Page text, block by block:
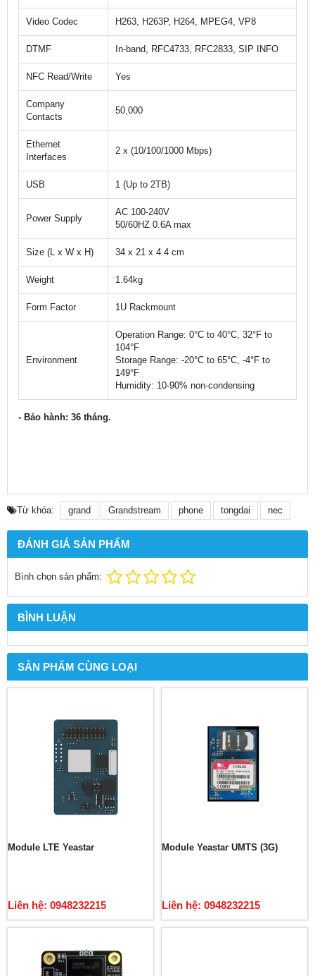
Video Codec H263, H263P, H264, MPEG4, VP8
DTMF In-band, RFC4733, RFC2833, SIP INFO
NFC Read/Write Yes
Company
Contacts
50,000
Ethernet
Interfaces
2 x (10/100/1000 Mbps)
USB 1 (Up to 2TB)
Power Supply
AC 100-240V
50/60HZ 0.6A max
Size (L x W x H) 34 x 21 x 4.4 cm
Weight 1.64kg
Form Factor 1U Rackmount
Environment
Operation Range: 0°C to 40°C, 32°F to
104°F
Storage Range: -20°C to 65°C, -4°F to
149°F
Humidity: 10-90% non-condensing
- Bảo hành: 36 tháng.
Từ khóa: grand Grandstream phone tongdai nec
ĐÁNH GIÁ SẢN PHẨM
Bình chọn sản phẩm:
BÌNH LUẬN
SẢN PHẨM CÙNG LOẠI
Module LTE Yeastar
Liên hệ: 0948232215
Module Yeastar UMTS (3G)
Liên hệ: 0948232215